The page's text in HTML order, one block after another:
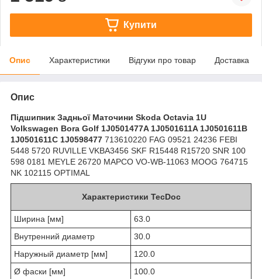
Купити
Опис Характеристики Відгуки про товар Доставка
Опис
Підшипник Задньої Маточини Skoda Octavia 1U
Volkswagen Bora Golf 1J0501477A 1J0501611A 1J0501611B
1J0501611C 1J0598477 713610220 FAG 09521 24236 FEBI
5448 5720 RUVILLE VKBA3456 SKF R15448 R15720 SNR 100
598 0181 MEYLE 26720 MAPCO VO-WB-11063 MOOG 764715
NK 102115 OPTIMAL
Характеристики TecDoc
Ширина [мм]
63.0
Внутренний диаметр
30.0
Наружный диаметр [мм]
120.0
Ø фаски [мм]
100.0